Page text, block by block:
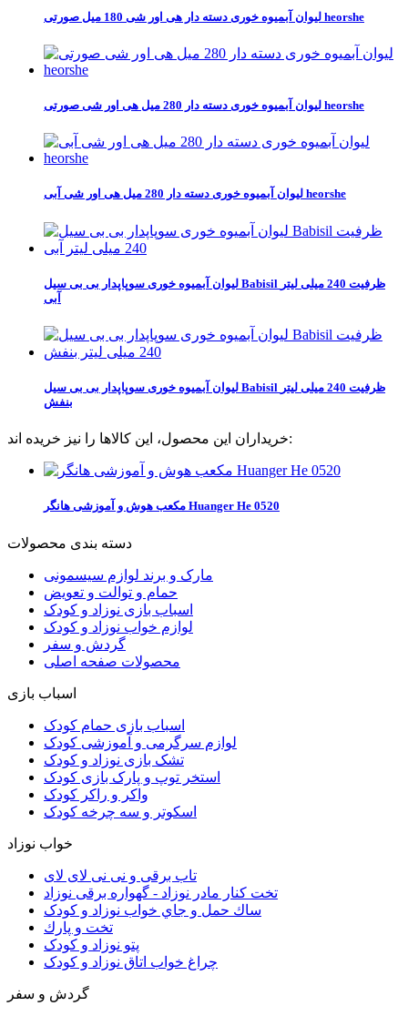
لیوان آبمیوه خوری دسته دار هی اور شی 180 میل صورتی heorshe
لیوان آبمیوه خوری دسته دار 280 میل هی اور شی صورتی heorshe
لیوان آبمیوه خوری دسته دار 280 میل هی اور شی آبی heorshe
لیوان آبمیوه خوری سوپاپدار بی بی سیل Babisil ظرفیت 240 میلی لیتر
آبی
لیوان آبمیوه خوری سوپاپدار بی بی سیل Babisil ظرفیت 240 میلی لیتر
بنفش
خریداران این محصول، این کالاها را نیز خریده اند:
مکعب هوش و آموزشی هانگر Huanger He 0520
دسته بندی محصولات
مارک و برند لوازم سیسمونی
حمام و توالت و تعویض
اسباب بازی نوزاد و کودک
لوازم خواب نوزاد و کودک
گردش و سفر
محصولات صفحه اصلی
اسباب بازی
اسباب بازی حمام کودک
لوازم سرگرمی و آموزشی کودک
تشک بازی نوزاد و کودک
استخر توپ و پارک بازی کودک
واکر و راکر کودک
اسکوتر و سه چرخه کودک
خواب نوزاد
تاب برقی و نی نی لای لای
تخت كنار مادر نوزاد - گهواره برقی نوزاد
ساك حمل و جاي خواب نوزاد و کودک
تخت و پارك
پتو نوزاد و کودک
چراغ خواب اتاق نوزاد و کودک
گردش و سفر